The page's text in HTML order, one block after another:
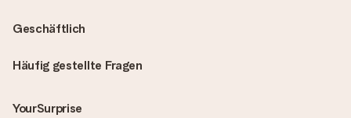
Häufig gestellte Fragen
YourSurprise
Geschäftlich